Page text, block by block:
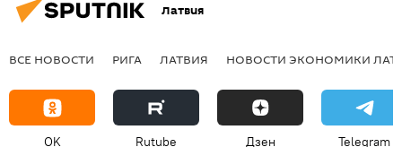
Латвия
ВСЕ НОВОСТИ РИГА ЛАТВИЯ НОВОСТИ ЭКОНОМИКИ
OK Rutube Дзен Telegram